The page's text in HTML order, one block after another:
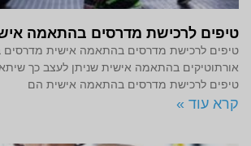
טיפים לרכישת מדרסים בהתאמה
טיפים לרכישת מדרסים בהתאמה אישית
אורתוטיקים בהתאמה אישית שניתן לעצב כך
טיפים לרכישת מדרסים בהתאמה אישית הם
קרא עוד »